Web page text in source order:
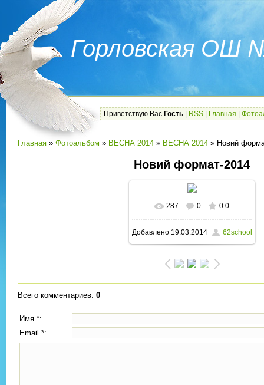
Горловская ОШ
Приветствую Вас Гость RSS Главная
Главная » Фотоальбом » ВЕСНА 2014 » ВЕСНА 2014 » Новий
Новий формат-2014
В реальном размере
1600x1200/ 170.8Kb
287 0 0.0
Добавлено19.03.2014 62school
Всего комментариев: 0
Имя *:
Email *: